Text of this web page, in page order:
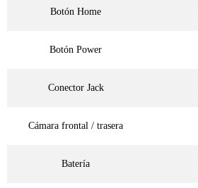
Botón Home
Botón Power
Conector Jack
Cámara frontal / trasera
Batería